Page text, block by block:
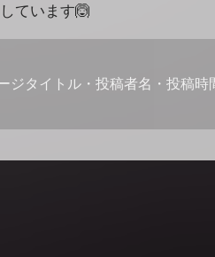
ています🙆
ジタイトル・投稿者名・投稿